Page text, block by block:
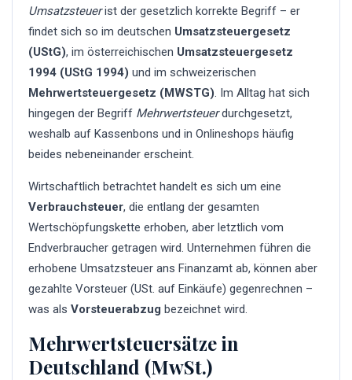
Umsatzsteuerist der gesetzlich korrekte Begriff – er
findet sich so im deutschen Umsatzsteuergesetz
(UStG), im österreichischen Umsatzsteuergesetz
1994 (UStG 1994) und im schweizerischen
Mehrwertsteuergesetz (MWSTG). Im Alltag hat sich
hingegen der Begriff Mehrwertsteuerdurchgesetzt,
weshalb auf Kassenbons und in Onlineshops häufig
beides nebeneinander erscheint.
Wirtschaftlich betrachtet handelt es sich um eine
Verbrauchsteuer, die entlang der gesamten
Wertschöpfungskette erhoben, aber letztlich vom
Endverbraucher getragen wird. Unternehmen führen die
erhobene Umsatzsteuer ans Finanzamt ab, können aber
gezahlte Vorsteuer (USt. auf Einkäufe) gegenrechnen –
was als Vorsteuerabzug bezeichnet wird.
Mehrwertsteuersätze in
Deutschland (MwSt.)